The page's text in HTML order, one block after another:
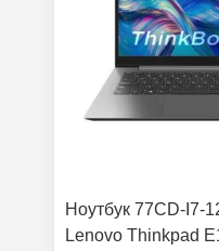
Ноутбук 77CD-I7-
Lenovo Thinkpad